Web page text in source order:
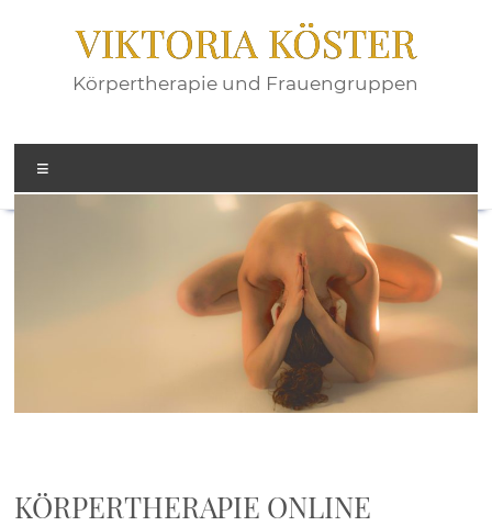
VIKTORIA KÖSTER
Körpertherapie und Frauengruppen
KÖRPERTHERAPIE ONLINE